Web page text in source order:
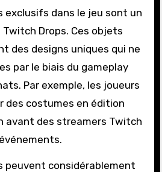
exclusifs dans le jeu sont un
Drops. Ces objets
des designs uniques qui ne
par le biais du gameplay
Par exemple, les joueurs
des costumes en édition
avant des streamers Twitch
peuvent considérablement